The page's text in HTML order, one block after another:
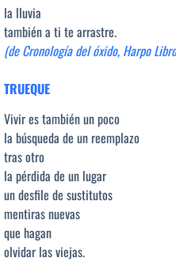
la lluvia
también a ti te arrastre.
(de Cronología del óxido, Harpo
TRUEQUE
Vivir es también un poco
la búsqueda de un reemplazo
tras otro
la pérdida de un lugar
un desfile de sustitutos
mentiras nuevas
que hagan
olvidar las viejas.